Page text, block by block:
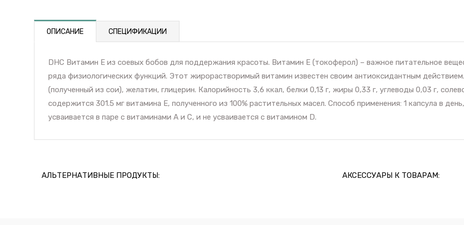
ОПИСАНИЕ СПЕЦИФИКАЦИИ
DHC Витамин Е из соевых бобов для поддержания красоты. Витамин Е (токоферол) – важное питательное
ряда физиологических функций. Этот жирорастворимый витамин известен своим антиоксидантным
(полученный из сои), желатин, глицерин. Калорийность 3,6 ккал, белки 0,13 г, жиры 0,33 г, углеводы 0,03 г,
содержится 301.5 мг витамина E, полученного из 100% растительных масел. Способ применения: 1 капсула в
усваивается в паре с витаминами А и С, и не усваивается с витамином D.
АЛЬТЕРНАТИВНЫЕ ПРОДУКТЫ: АКСЕССУАРЫ К ТОВАРАМ: